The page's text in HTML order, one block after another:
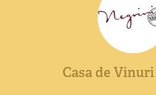
Casa de